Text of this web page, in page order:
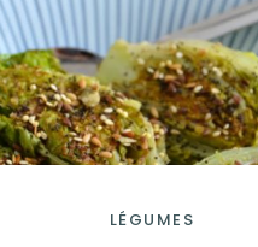
LÉGUMES